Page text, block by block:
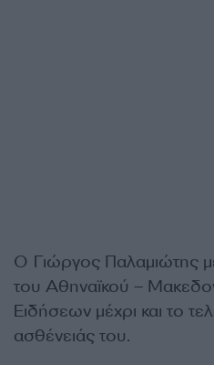
Ο Γιώργος Παλαμιώτης
του Αθηναϊκού –
Ειδήσεων μέχρι και το
ασθένειάς του.